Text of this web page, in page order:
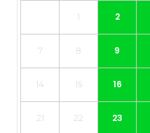
1 2
7 8 9
14 15 16
21 22 23